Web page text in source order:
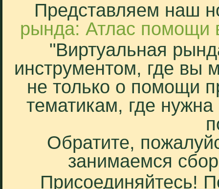
Представляем наш
рында: Атлас помощи
"Виртуальная
инструментом, где вы
не только о помощи
тематикам, где
Обратите,
занимаемся
Присоединяйтесь!